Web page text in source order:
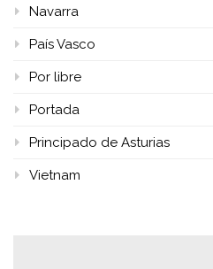
Navarra
País Vasco
Por libre
Portada
Principado de Asturias
Vietnam